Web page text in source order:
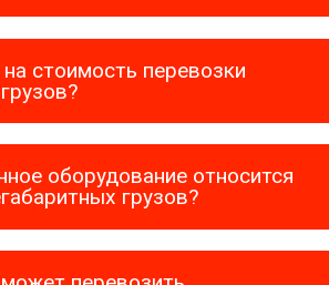
стоимость перевозки
оборудование относится
грузов?